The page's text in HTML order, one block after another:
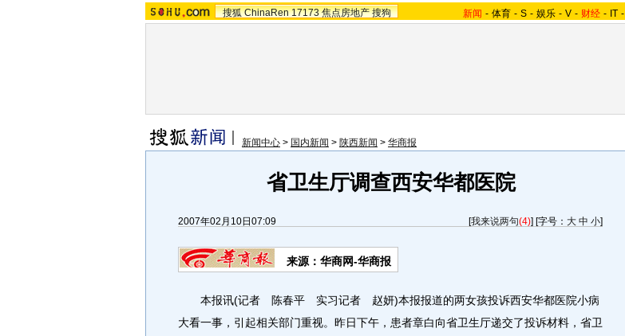
搜狐 ChinaRen 17173 焦点房地产 搜狗 新闻 - 体育 - S - 娱乐 - V - 财经 - IT -
新闻中心 > 国内新闻 > 陕西新闻 > 华商报
省卫生厅调查西安华都医院
2007年02月10日07:09 [我来说两句(4)] [字号： 大 中 小]
来源：华商网-华商报
本报讯(记者 陈春平 实习记者 赵妍)本报报道的两女孩投诉西安华都医院小病
大看一事，引起相关部门重视。昨日下午，患者章白向省卫生厅递交了投诉材料，省卫